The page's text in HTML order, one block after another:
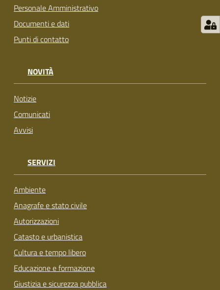
Tutti
gli
argomenti...
Seguici
su
Personale Amministrativo
Documenti e dati
Punti di contatto
NOVITÀ
Notizie
Comunicati
Avvisi
SERVIZI
Ambiente
Anagrafe e stato civile
Autorizzazioni
Catasto e urbanistica
Cultura e tempo libero
Educazione e formazione
Giustizia e sicurezza pubblica